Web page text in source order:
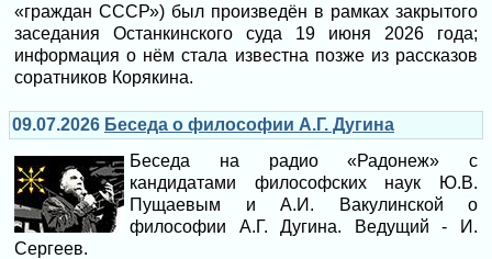
«граждан СССР») был произведён в рамках закрытого
заседания Останкинского суда 19 июня 2026 года;
информация о нём стала известна позже из рассказов
соратников Корякина.
09.07.2026 Беседа о философии А.Г. Дугина
Беседа на радио «Радонеж» с
кандидатами философских наук Ю.В.
Пущаевым и А.И. Вакулинской о
философии А.Г. Дугина. Ведущий - И.
Сергеев.